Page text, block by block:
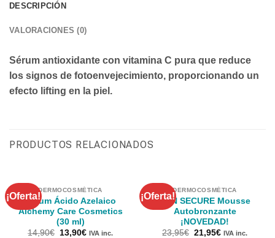
DESCRIPCIÓN
VALORACIONES (0)
Sérum antioxidante con vitamina C pura que reduce
los signos de fotoenvejecimiento, proporcionando un
efecto lifting en la piel.
PRODUCTOS RELACIONADOS
¡Oferta!
DERMOCOSMÉTICA
Serum Ácido Azelaico
Alchemy Care Cosmetics
(30 ml)
14,90€ 13,90€ IVA inc.
¡Oferta!
DERMOCOSMÉTICA
SUN SECURE Mousse
Autobronzante
¡NOVEDAD!
23,95€ 21,95€ IVA inc.